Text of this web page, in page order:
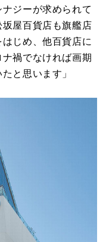
ジーが求められて
屋百貨店も旗艦店
じめ、他百貨店に
禍でなければ画期
と思います」